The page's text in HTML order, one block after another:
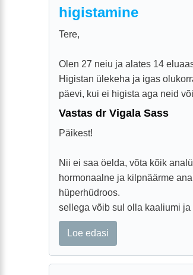
higistamine
Tere,
Olen 27 neiu ja alates 14
Higistan ülekeha ja igas
päevi, kui ei higista aga neid
Vastas dr Vigala Sass
Päikest!
Nii ei saa öelda, võta kõik
hormonaalne ja kilpnäärme
hüperhüdroos.
sellega võib sul olla kaaliumi ja
Loe edasi